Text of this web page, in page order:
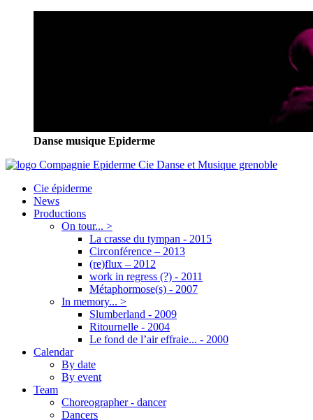
Danse musique Epiderme
Cie épiderme
News
Productions
On tour... >
La crasse du tympan - 2015
Circonférence – 2013
(re)flux – 2012
work in regress (?) - 2011
Métaphormose(s) - 2007
In memory... >
Slumberland - 2009
Ritournelle - 2004
Le fond de l’air effraie... - 2000
Calendar
By date
By event
Team
Choreographer - dancer
Dancers